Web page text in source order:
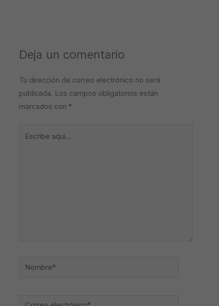
Deja un comentario
Tu dirección de correo electrónico no será
publicada. Los campos obligatorios están
marcados con *
Nombre*
Correo